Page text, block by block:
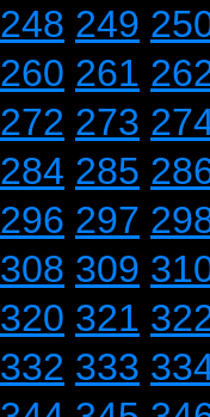
248 249
260 261
272 273
284 285
296 297
308 309
320 321
332 333